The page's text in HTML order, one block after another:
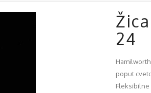
24
poput